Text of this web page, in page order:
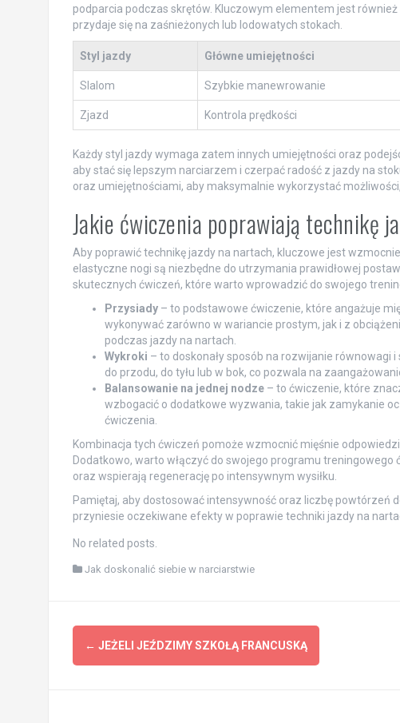
podparcia podczas skrętów. Kluczowym elementem jest
przydaje się na zaśnieżonych lub lodowatych stokach.
Styl jazdy Główne umiejętności
Slalom Szybkie manewrowanie
Zjazd Kontrola prędkości
Każdy styl jazdy wymaga zatem innych umiejętności oraz
aby stać się lepszym narciarzem i czerpać radość z jazdy na
oraz umiejętnościami, aby maksymalnie wykorzystać
Jakie ćwiczenia poprawiają technikę
Aby poprawić technikę jazdy na nartach, kluczowe jest
elastyczne nogi są niezbędne do utrzymania prawidłowej
skutecznych ćwiczeń, które warto wprowadzić do swojego
Przysiady– to podstawowe ćwiczenie, które angażuje
wykonywać zarówno w wariancie prostym, jak i z
podczas jazdy na nartach.
Wykroki – to doskonały sposób na rozwijanie równowagi
do przodu, do tyłu lub w bok, co pozwala na
Balansowanie na jednej nodze– to ćwiczenie, które
wzbogacić o dodatkowe wyzwania, takie jak zamykanie
ćwiczenia.
Kombinacja tych ćwiczeń pomoże wzmocnić mięśnie
Dodatkowo, warto włączyć do swojego programu
oraz wspierają regenerację po intensywnym wysiłku.
Pamiętaj, aby dostosować intensywność oraz liczbę
przyniesie oczekiwane efekty w poprawie techniki jazdy na
No related posts.
Jak doskonalić siebie w narciarstwie
Post
navigation
← JEŻELI JEŹDZIMY SZKOŁĄ FRANCUSKĄ